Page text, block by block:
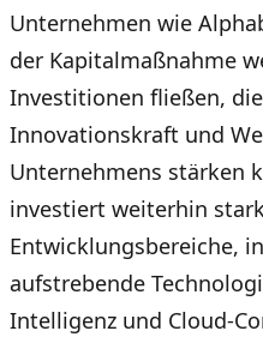
Unternehmen wie
der Kapitalmaßnahme
Investitionen fließen,
Innovationskraft und
Unternehmens stärken
investiert weiterhin
Entwicklungsbereiche,
aufstrebende
Intelligenz und Cloud-